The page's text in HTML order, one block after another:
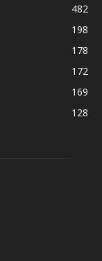
482
198
178
172
169
128